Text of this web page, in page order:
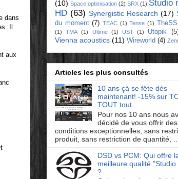
dans
Il
aux
(10) Space optimisation (2) SRX (1) Studio
HD (63) Synergistic Research (17)
du moment (7) TEAC (1) Tense (1) TheSS
(1)
TMA (1) Ultime (1) UST (1) Utopik
Vienna acoustics (11) Wireworld (4)
Articles les plus consultés
10 ans çà se fête dès
maintenant! -15% sur
TOUT tout...
Pour nos 10 ans nous
décidé de vous offrir des
conditions exceptionnelles, sans
produit, sans restriction de quantité, ...
DSD vs PCM: Qui offre
meilleure qualité "Studio
?